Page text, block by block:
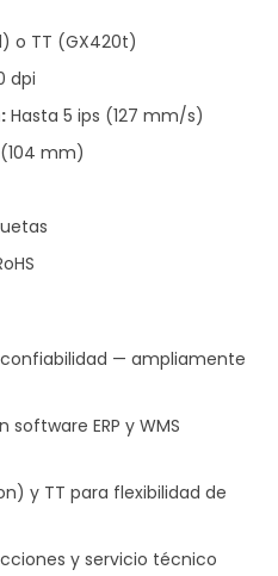
o TT (GX420t)
dpi
Hasta 5 ips (127 mm/s)
mm)
— ampliamente
ERP y WMS
y TT para flexibilidad de
y servicio técnico